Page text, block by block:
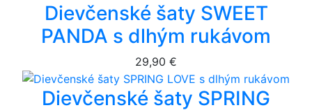
Dievčenské šaty SWEET
PANDA s dlhým rukávom
29,90 €
Dievčenské šaty SPRING